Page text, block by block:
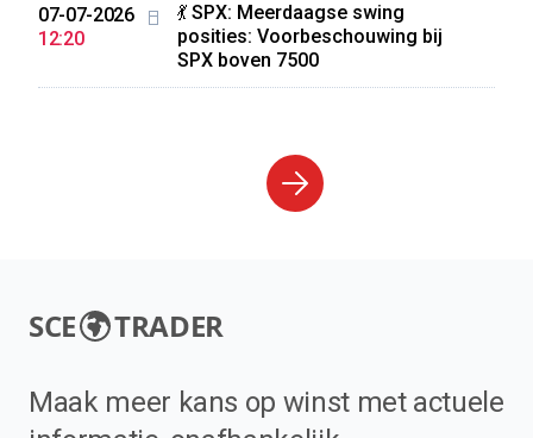
07-07-2026
12:20
💃 SPX: Meerdaagse swing
posities: Voorbeschouwing bij
SPX boven 7500
SCE TRADER
Maak meer kans op winst met actuele